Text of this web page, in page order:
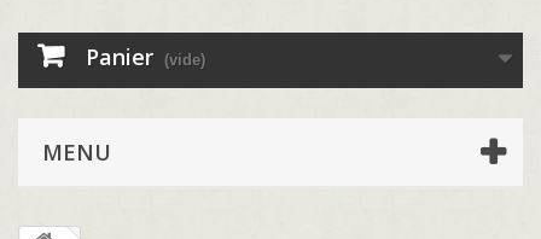
Panier (vide)
MENU